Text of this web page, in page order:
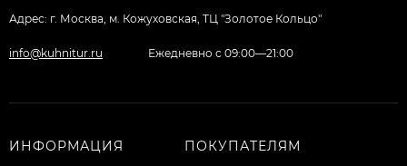
Адрес: г. Москва, м. Кожуховская, ТЦ "Золотое Кольцо"
info@kuhnitur.ru Ежедневно с 09:00—21:00
ИНФОРМАЦИЯ ПОКУПАТЕЛЯМ